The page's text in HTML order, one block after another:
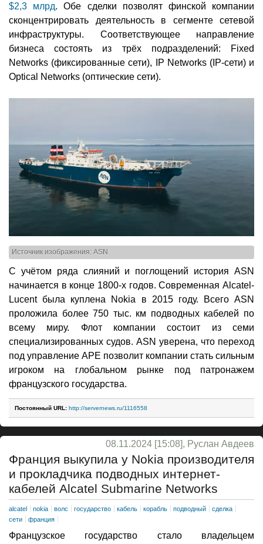
$2,3 млрд. Обе сделки позволят финской компании
сконцентрировать деятельность в сегменте сетевой
инфраструктуры. Соответствующее направление
бизнеса состоять из трёх подразделений: Fixed
Networks (фиксированные сети), IP Networks (IP-сети) и
Optical Networks (оптические сети).
Источник изображения: ASN
С учётом ряда слияний и поглощений история ASN
начинается в конце 1800-х годов. Современная Alcatel-
Lucent была куплена Nokia в 2015 году. Всего ASN
проложила более 750 тыс. км подводных кабелей по
всему миру. Флот компании состоит из семи
специализированных судов. ASN уверена, что переход
под управление APE позволит компании стать сильным
игроком на глобальном рынке под патронажем
французского государства.
Постоянный URL: http://servernews.ru/1116558
08.11.2024 [15:08], Руслан Авдеев
Франция выкупила у Nokia производителя
и прокладчика подводных интернет-
кабелей Alcatel Submarine Networks
alcatel nokia волс государство кабель корабль подводный
сделка
сети
франция
Французское государство стало владельцем